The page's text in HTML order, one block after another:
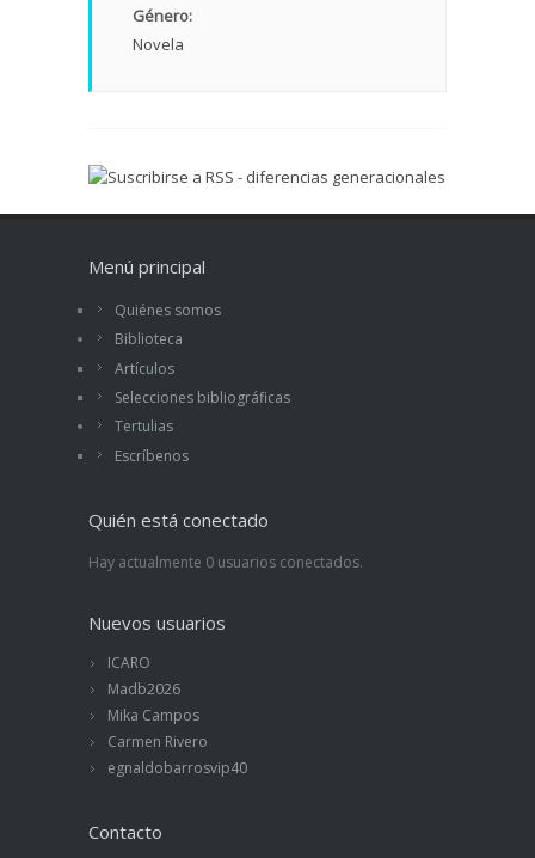
Género:
Novela
Menú principal
Quiénes somos
Biblioteca
Artículos
Selecciones bibliográficas
Tertulias
Escríbenos
Quién está conectado
Hay actualmente 0 usuarios conectados.
Nuevos usuarios
ICARO
Madb2026
Mika Campos
Carmen Rivero
egnaldobarrosvip40
Contacto